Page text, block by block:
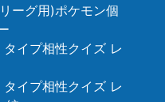
ーグ用)ポケモン個
イプ相性クイズ レ
イプ相性クイズ レ